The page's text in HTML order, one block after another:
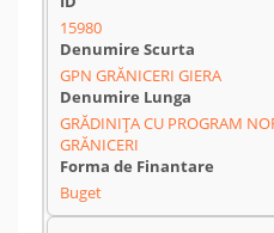
15980
GPN GRĂNICERI GIERA
GRĂDINIȚA CU PROGRAM
GRĂNICERI
Buget